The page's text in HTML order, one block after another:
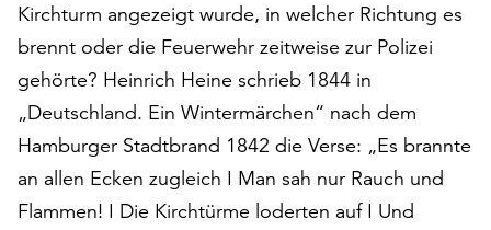
Klicken
Sie
auf
„Alle
akzeptieren“,
um
alle
Cookies
Kirchturm angezeigt wurde, in welcher Richtung es
brennt oder die Feuerwehr zeitweise zur Polizei
gehörte? Heinrich Heine schrieb 1844 in
„Deutschland. Ein Wintermärchen“ nach dem
Hamburger Stadtbrand 1842 die Verse: „Es brannte
an allen Ecken zugleich I Man sah nur Rauch und
Flammen! I Die Kirchtürme loderten auf I Und